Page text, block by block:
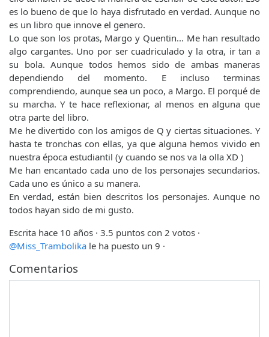
es lo bueno de que lo haya disfrutado en verdad. Aunque no
es un libro que innove el genero.
Lo que son los protas, Margo y Quentin... Me han resultado
algo cargantes. Uno por ser cuadriculado y la otra, ir tan a
su bola. Aunque todos hemos sido de ambas maneras
dependiendo del momento. E incluso terminas
comprendiendo, aunque sea un poco, a Margo. El porqué de
su marcha. Y te hace reflexionar, al menos en alguna que
otra parte del libro.
Me he divertido con los amigos de Q y ciertas situaciones. Y
hasta te tronchas con ellas, ya que alguna hemos vivido en
nuestra época estudiantil (y cuando se nos va la olla XD )
Me han encantado cada uno de los personajes secundarios.
Cada uno es único a su manera.
En verdad, están bien descritos los personajes. Aunque no
todos hayan sido de mi gusto.
Escrita hace 10 años · 3.5 puntos con 2 votos ·
@Miss_Trambolika le ha puesto un 9 ·
Comentarios